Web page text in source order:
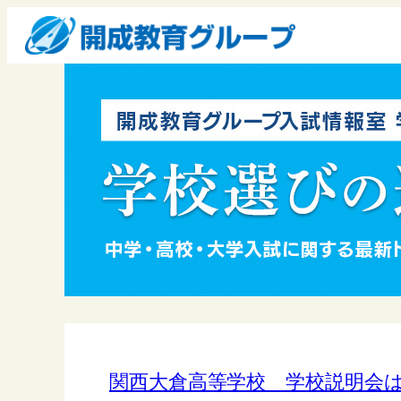
関西大倉高等学校 学校説明会